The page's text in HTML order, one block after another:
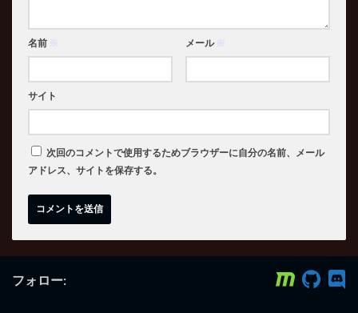
名前 ※ メール ※
サイト
次回のコメントで使用するためブラウザーに自分の名前、メール
アドレス、サイトを保存する。
フォロー: